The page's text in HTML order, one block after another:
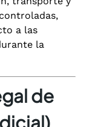
a las
la
de